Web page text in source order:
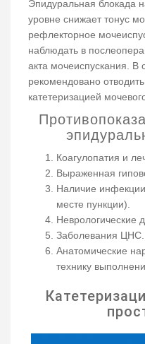
Эпидуральная блокада
уровне снижает тонус
рефлекторное
наблюдать в
акта мочеиспускания. В
рекомендовано
катетеризацией
Коагулопатия и
Выраженная
Наличие
месте пункции).
Неврологические
Заболевания ЦНС.
Анатомические
технику